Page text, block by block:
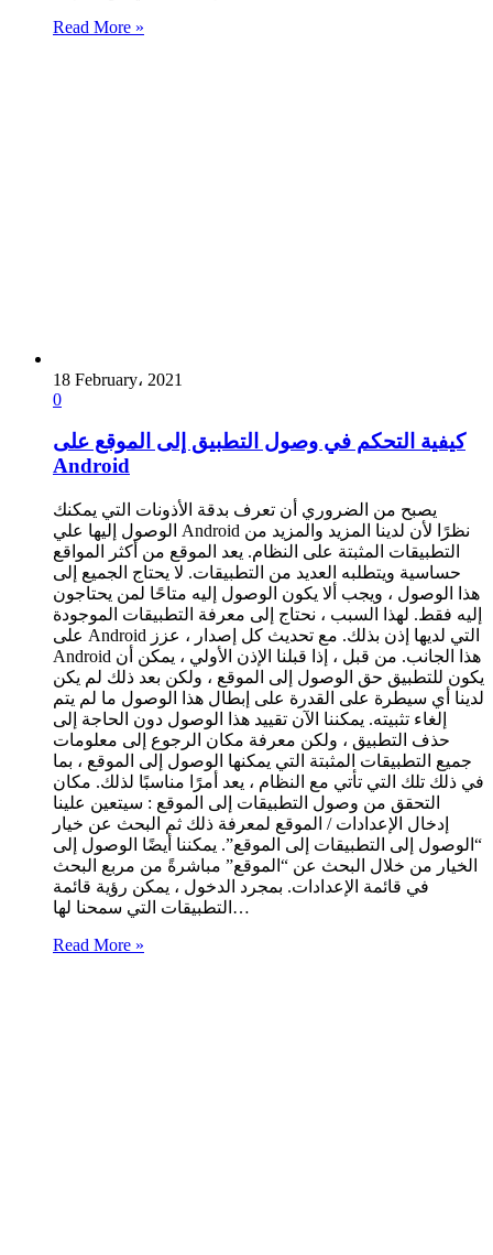
Read More »
18 February، 2021
0
كيفية التحكم في وصول التطبيق إلى الموقع على
Android
يصبح من الضروري أن تعرف بدقة الأذونات التي يمكنك
الوصول إليها علي Android نظرًا لأن لدينا المزيد والمزيد من
التطبيقات المثبتة على النظام. يعد الموقع من أكثر المواقع
حساسية ويتطلبه العديد من التطبيقات. لا يحتاج الجميع إلى
هذا الوصول ، ويجب ألا يكون الوصول إليه متاحًا لمن يحتاجون
إليه فقط. لهذا السبب ، نحتاج إلى معرفة التطبيقات الموجودة
على Android التي لديها إذن بذلك. مع تحديث كل إصدار ، عزز
Android هذا الجانب. من قبل ، إذا قبلنا الإذن الأولي ، يمكن أن
يكون للتطبيق حق الوصول إلى الموقع ، ولكن بعد ذلك لم يكن
لدينا أي سيطرة على القدرة على إبطال هذا الوصول ما لم يتم
إلغاء تثبيته. يمكننا الآن تقييد هذا الوصول دون الحاجة إلى
حذف التطبيق ، ولكن معرفة مكان الرجوع إلى معلومات
جميع التطبيقات المثبتة التي يمكنها الوصول إلى الموقع ، بما
في ذلك تلك التي تأتي مع النظام ، يعد أمرًا مناسبًا لذلك. مكان
التحقق من وصول التطبيقات إلى الموقع : سيتعين علينا
إدخال الإعدادات / الموقع لمعرفة ذلك ثم البحث عن خيار
“الوصول إلى التطبيقات إلى الموقع”. يمكننا أيضًا الوصول إلى
الخيار من خلال البحث عن “الموقع” مباشرةً من مربع البحث
في قائمة الإعدادات. بمجرد الدخول ، يمكن رؤية قائمة
التطبيقات التي سمحنا لها…
Read More »